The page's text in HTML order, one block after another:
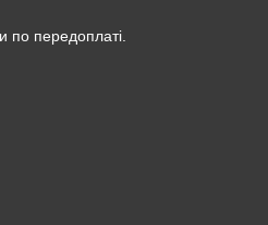
по передоплаті.